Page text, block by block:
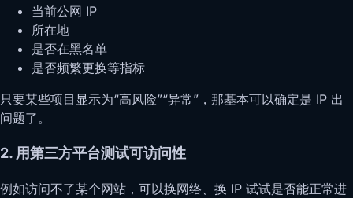
当前公网 IP
所在地
是否在黑名单
是否频繁更换等指标
只要某些项目显示为“高风险”“异常”，那基本可以确定是 IP 出
问题了。
2. 用第三方平台测试可访问性
例如访问不了某个网站，可以换网络、换 IP 试试是否能正常进